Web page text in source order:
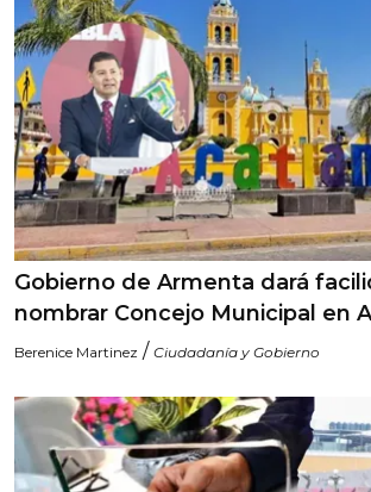
Gobierno de Armenta dará
nombrar Concejo Municipal en
Berenice Martinez / Ciudadanía y Gobierno